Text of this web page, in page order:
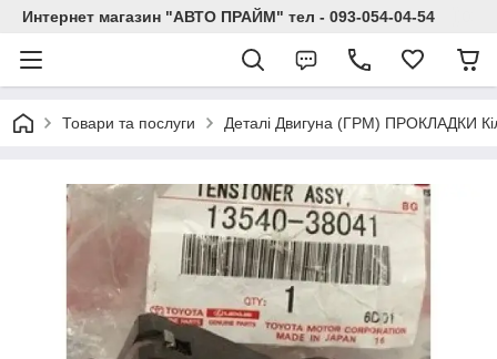
Интернет магазин "АВТО ПРАЙМ" тел - 093-054-04-54
Товари та послуги Деталі Двигуна (ГРМ) ПРОКЛАДКИ